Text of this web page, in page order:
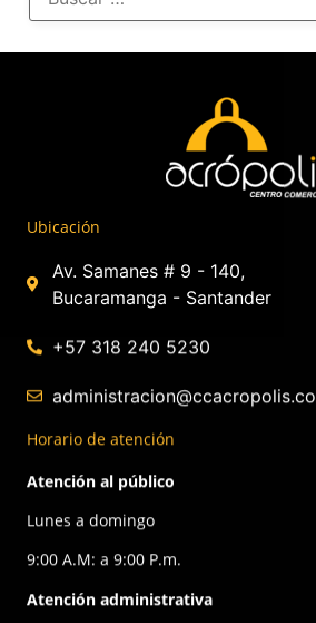
Ubicación
Av. Samanes # 9 - 140,
Bucaramanga - Santander
+57 318 240 5230
administracion@ccacropolis.co
Horario de atención
Atención al público
Lunes a domingo
9:00 A.M: a 9:00 P.m.
Atención administrativa